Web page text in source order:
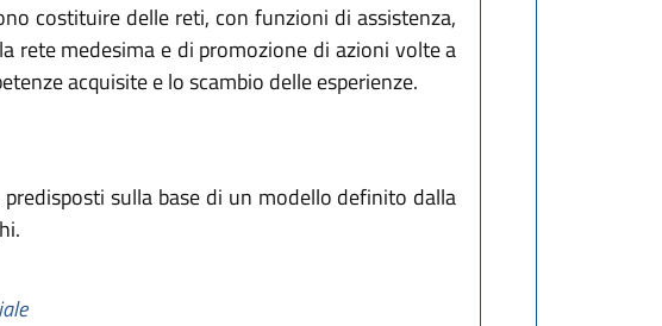
costituire delle reti, con funzioni di assistenza,
rete medesima e di promozione di azioni volte a
acquisite e lo scambio delle esperienze.
sulla base di un modello definito dalla